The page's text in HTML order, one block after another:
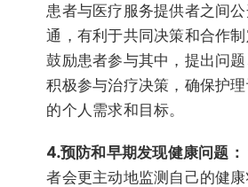
患者与医疗服务提供者之间
通，有利于共同决策和合作制
鼓励患者参与其中，提出问
积极参与治疗决策，确保护
的个人需求和目标。
4.预防和早期发现健康问题
者会更主动地监测自己的健